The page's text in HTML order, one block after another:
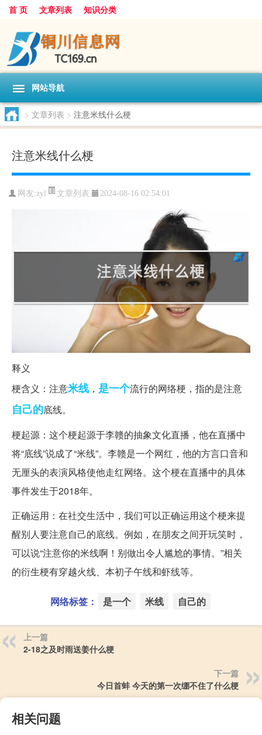
首 页 文章列表 知识分类
网站导航
> 文章列表 > 注意米线什么梗
注意米线什么梗
网友:zyl 文章列表 2024-08-16 02:54:01
释义
梗含义：注意米线 ， 是一个流行的网络梗，指的是注意
自己的底线。
梗起源：这个梗起源于李赣的抽象文化直播，他在直播中
将“底线”说成了“米线”。李赣是一个网红，他的方言口音和
无厘头的表演风格使他走红网络。这个梗在直播中的具体
事件发生于2018年。
正确运用：在社交生活中，我们可以正确运用这个梗来提
醒别人要注意自己的底线。例如，在朋友之间开玩笑时，
可以说“注意你的米线啊！别做出令人尴尬的事情。”相关
的衍生梗有穿越火线、本初子午线和虾线等。
网络标签： 是一个 米线 自己的
上一篇
2-18之及时雨送姜什么梗
下一篇
今日首蚌 今天的第一次绷不住了什么梗
相关问题